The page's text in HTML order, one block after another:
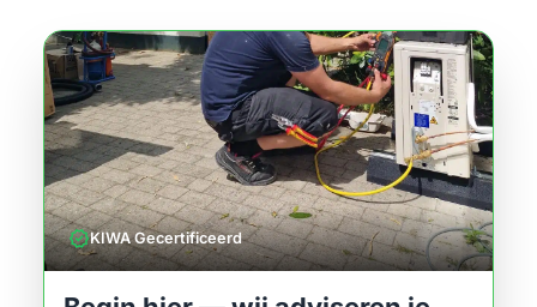
verifiedKIWA Gecertificeerd